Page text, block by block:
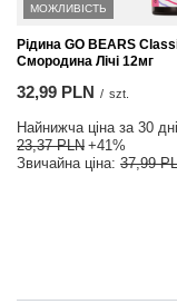
МОЖЛИВІСТЬ
Рідина GO BEARS
Смородина Лічі 12мг
32,99 PLN / szt.
Найнижча ціна за 30
23,37 PLN +41%
Звичайна ціна: 37,99